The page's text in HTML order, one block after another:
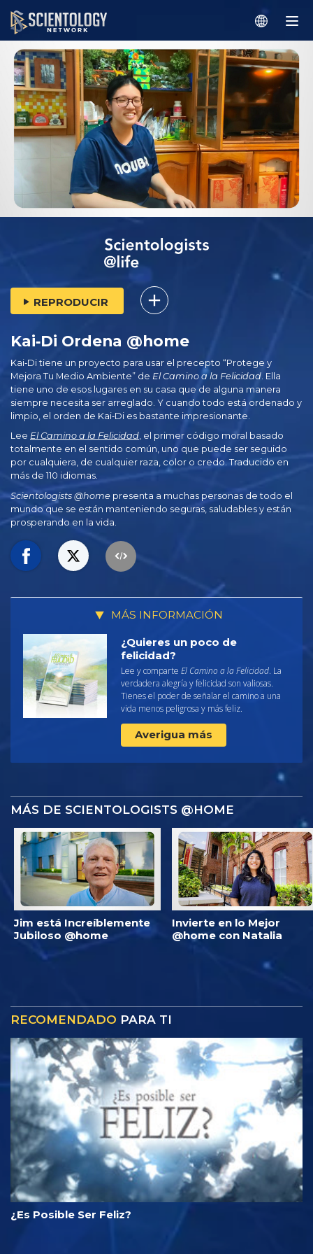
REPRODUCIR
Kai‑Di Ordena @home
Kai‑Di tiene un proyecto para usar el precepto “Protege y
Mejora Tu Medio Ambiente” de El Camino a la Felicidad . Ella
tiene uno de esos lugares en su casa que de alguna manera
siempre necesita ser arreglado. Y cuando todo está ordenado y
limpio, el orden de Kai‑Di es bastante impresionante.
Lee El Camino a la Felicidad, el primer código moral basado
totalmente en el sentido común, uno que puede ser seguido
por cualquiera, de cualquier raza, color o credo. Traducido en
más de 110 idiomas.
Scientologists @home presenta a muchas personas de todo el
mundo que se están manteniendo seguras, saludables y están
prosperando en la vida.
MÁS INFORMACIÓN
¿Quieres un poco de
felicidad?
Lee y comparte El Camino a la Felicidad. La
verdadera alegría y felicidad son valiosas.
Tienes el poder de señalar el camino a una
vida menos peligrosa y más feliz.
Averigua más
MÁS DE SCIENTOLOGISTS @HOME
Jim está Increíblemente
Jubiloso @home
Invierte en lo Mejor
@home con Natalia
RECOMENDADO PARA TI
¿Es Posible Ser Feliz?